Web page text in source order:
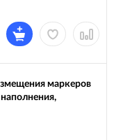
маркеров
наполнения,